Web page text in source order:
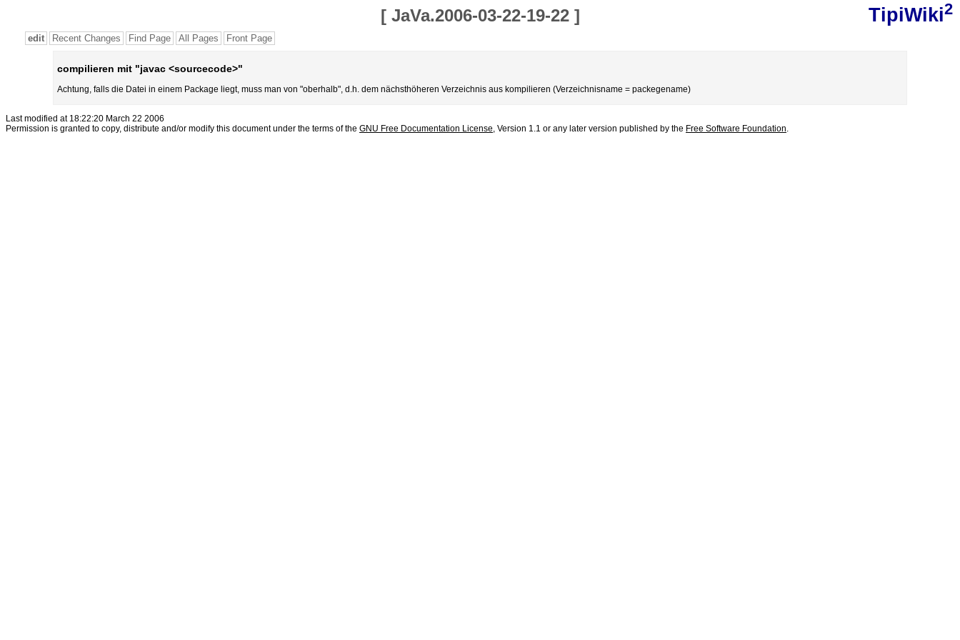
TipiWiki2
[ JaVa.2006-03-22-19-22]
edit Recent Changes Find Page All Pages Front Page
compilieren mit "javac <sourcecode>"
Achtung, falls die Datei in einem Package liegt, muss man von "oberhalb", d.h. dem nächsthöheren Verzeichnis aus kompilieren (Verzeichnisname = packegename)
Last modified at 18:22:20 March 22 2006
Permission is granted to copy, distribute and/or modify this document under the terms of the GNU Free Documentation License, Version 1.1 or any later version published by the Free Software Foundation.